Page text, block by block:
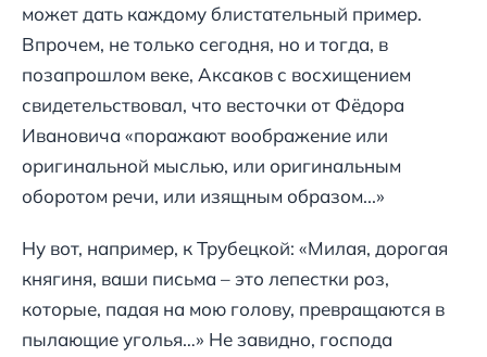
может дать каждому блистательный пример.
Впрочем, не только сегодня, но и тогда, в
позапрошлом веке, Аксаков с восхищением
свидетельствовал, что весточки от Фёдора
Ивановича «поражают воображение или
оригинальной мыслью, или оригинальным
оборотом речи, или изящным образом...»
Ну вот, например, к Трубецкой: «Милая, дорогая
княгиня, ваши письма – это лепестки роз,
которые, падая на мою голову, превращаются в
пылающие уголья…» Не завидно, господа